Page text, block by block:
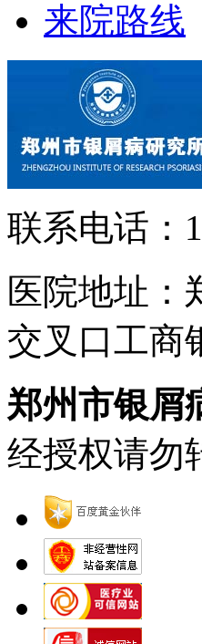
来院路线
联系电话：
医院地址：
交叉口工商
郑州市银屑
经授权请勿